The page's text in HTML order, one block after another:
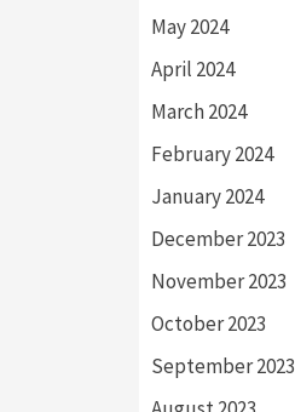
May 2024
April 2024
March 2024
February 2024
January 2024
December 2023
November 2023
October 2023
September 2023